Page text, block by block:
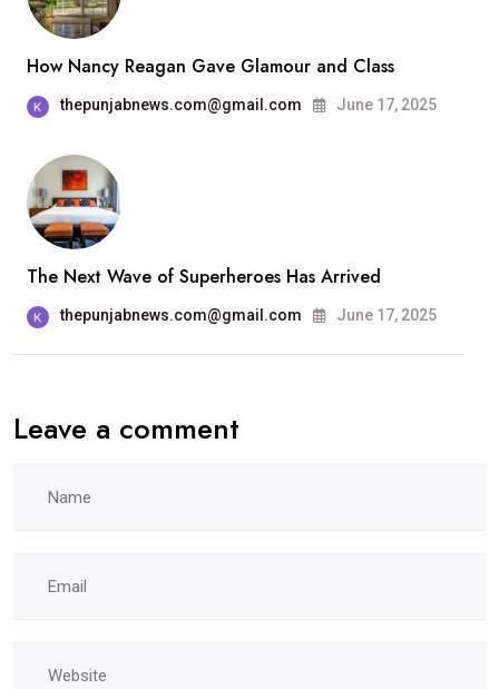
How Nancy Reagan Gave Glamour and Class
thepunjabnews.com@gmail.com June 17, 2025
The Next Wave of Superheroes Has Arrived
thepunjabnews.com@gmail.com June 17, 2025
Leave a comment